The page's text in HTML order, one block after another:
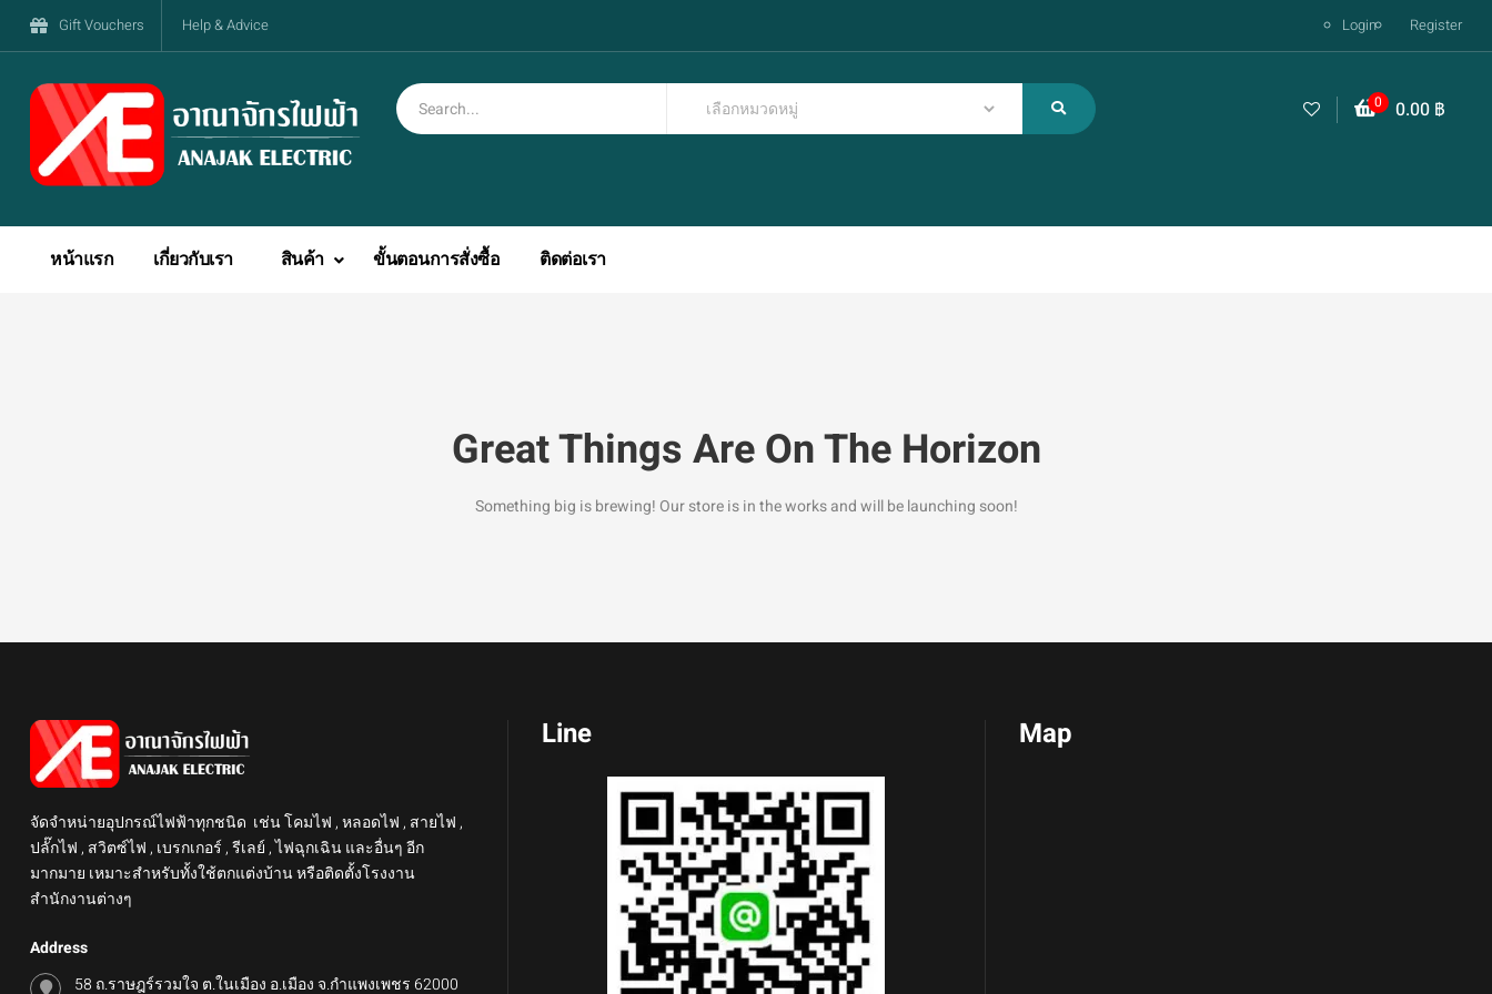
Gift Vouchers Help & Advice Login Register
0 0.00 ฿
หน้าแรก เกี่ยวกับเรา สินค้า ขั้นตอนการสั่งซื้อ ติดต่อเรา
Great Things Are On The Horizon
Something big is brewing! Our store is in the works and will be launching soon!
จัดจำหน่ายอุปกรณ์ไฟฟ้าทุกชนิด เช่น โคมไฟ , หลอดไฟ , สายไฟ ,
ปลั๊กไฟ , สวิตซ์ไฟ , เบรกเกอร์ , รีเลย์ , ไฟฉุกเฉิน และอื่นๆ อีก
มากมาย เหมาะสำหรับทั้งใช้ตกแต่งบ้าน หรือติดตั้งโรงงาน
สำนักงานต่างๆ
Address
58 ถ.ราษฎร์รวมใจ ต.ในเมือง อ.เมือง จ.กำแพงเพชร 62000
Line Map